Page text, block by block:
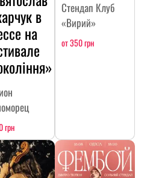
в
на
грн
Стендап Клуб
«Вирий»
от 350 грн